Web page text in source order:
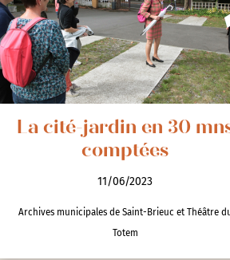
Seine-Saint-Denis (93)
Test-tag-event
Val-d’Oise (95)
Val-de-Marne (94)
Yvelines (78)
La cité-jardin en 30
comptées
11/06/2023
Archives municipales de Saint-Brieuc et Théâtre
Totem